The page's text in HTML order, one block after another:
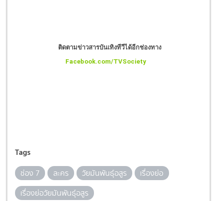
ติดตามข่าวสารบันเทิงทีวีได้อีกช่องทาง
Facebook.com/TVSociety
Tags
ช่อง 7 ละคร วัยมันพันธุ์อสูร
เรื่องย่อ
เรื่องย่อวัยมันพันธุ์อสูร